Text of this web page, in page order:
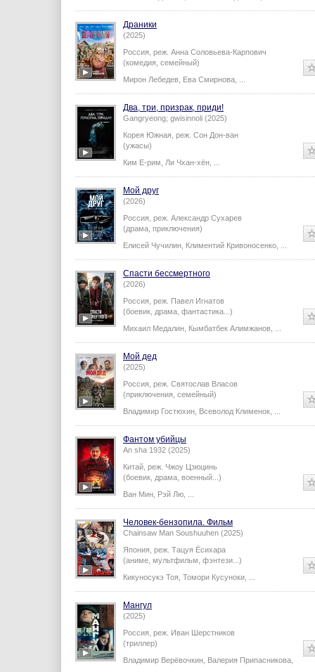
Драники
(2025)
Россия, реж. Анна Соловьева-Карпович
(комедия, семейный)
Мирон Лебедев Ева Смирнова
Два, три, призрак, приди!
Gangryeong; gwisinnoli (2025)
Корея Южная, реж. Сон Дон-ван
(ужасы)
Ким Е-рим
Ли Чхан-хён
Мой друг
(2026)
Россия, реж. Александр Сухарев
(драма, приключения)
Елисей Чучилин Климентий Кривоносенко
Спасти бессмертного
(2026)
Россия, реж. Павел Игнатов
(боевик, драма, фантастика...)
Михаил Медалин Кымбатбек Алимжанов
Мой дед
(2025)
Россия, реж. Святослав Власов
(приключения, семейный)
Владимир Гостюхин Всеволод Клименок
Фантом убийцы
An sha 1932 (2025)
Китай, реж. Чжоу Цзюцинь
(боевик, драма, военный...)
Ван Мин Рэй Лю
Человек-бензопила. Фильм
Chainsaw Man Soushuuhen (2025)
Япония, реж. Тацуя Ёсихара
(аниме, мультфильм, фэнтези...)
Кикуносукэ Тоя Томори Кусуноки
Мангул
(2025)
Россия, реж. Иван Шерстников
(триллер)
Владимир Верёвочкин Валерия Припасникова